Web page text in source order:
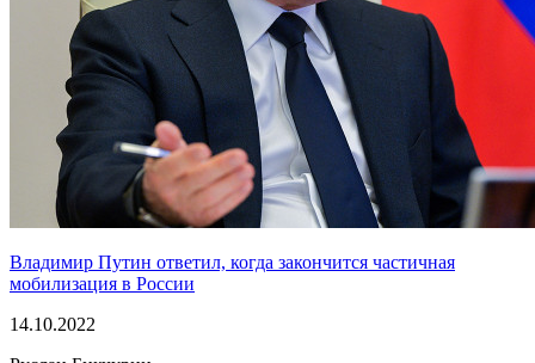
Владимир Путин ответил, когда закончится частичная
мобилизация в России
14.10.2022